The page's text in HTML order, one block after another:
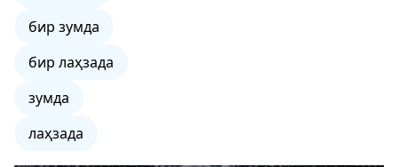
бир зумда
бир лаҳзада
зумда
лаҳзада